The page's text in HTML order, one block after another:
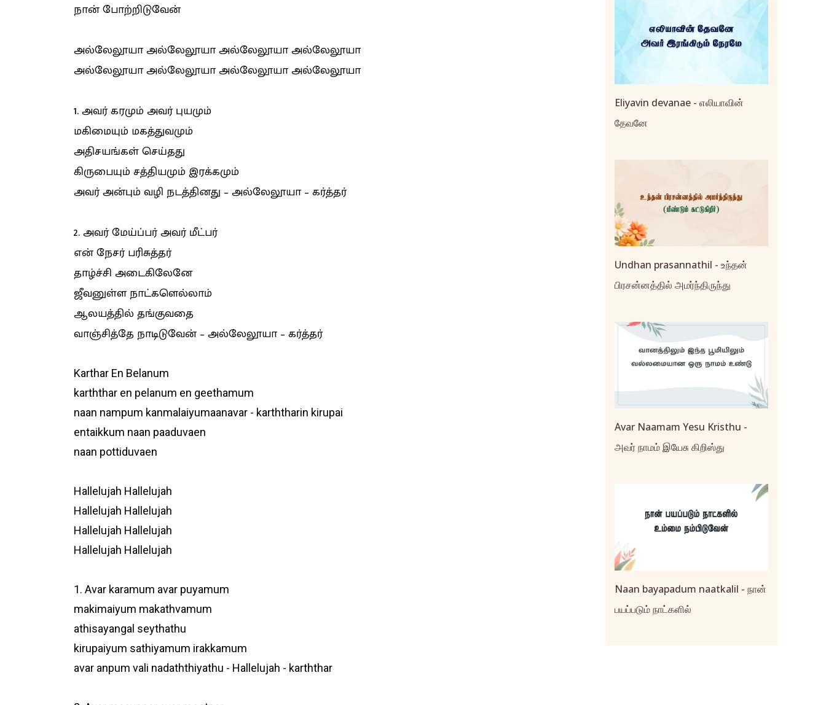
நான் போற்றிடுவேன்
அல்லேலூயா அல்லேலூயா அல்லேலூயா அல்லேலூயா
அல்லேலூயா அல்லேலூயா அல்லேலூயா அல்லேலூயா
1. அவர் கரமும் அவர் புயமும்
மகிமையும் மகத்துவமும்
அதிசயங்கள் செய்தது
கிருபையும் சத்தியமும் இரக்கமும்
அவர் அன்பும் வழி நடத்தினது – அல்லேலூயா – கர்த்தர்
2. அவர் மேய்ப்பர் அவர் மீட்பர்
என் நேசர் பரிசுத்தர்
தாழ்ச்சி அடைகிலேனே
ஜீவனுள்ள நாட்களெல்லாம்
ஆலயத்தில் தங்குவதை
வாஞ்சித்தே நாடிடுவேன் – அல்லேலூயா – கர்த்தர்
Karthar En Belanum
karththar en pelanum en geethamum
naan nampum kanmalaiyumaanavar - karththarin kirupai
entaikkum naan paaduvaen
naan pottiduvaen
Hallelujah Hallelujah
Hallelujah Hallelujah
Hallelujah Hallelujah
Hallelujah Hallelujah
1. Avar karamum avar puyamum
makimaiyum makathvamum
athisayangal seythathu
kirupaiyum sathiyamum irakkamum
avar anpum vali nadaththiyathu - Hallelujah - karththar
Eliyavin devanae - எலியாவின்
தேவனே
Undhan prasannathil - உந்தன்
பிரசன்னத்தில் அமர்ந்திருந்து
Avar Naamam Yesu Kristhu -
அவர் நாமம் இயேசு கிறிஸ்து
Naan bayapadum naatkalil - நான்
பயப்படும் நாட்களில்